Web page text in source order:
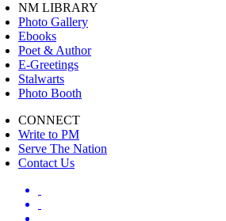
NM LIBRARY
Photo Gallery
Ebooks
Poet & Author
E-Greetings
Stalwarts
Photo Booth
CONNECT
Write to PM
Serve The Nation
Contact Us